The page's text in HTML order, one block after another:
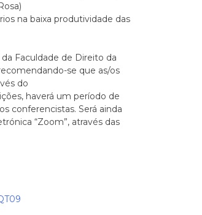
na baixa produtividade das
Faculdade de Direito da
se que as/os
do
haverá um período de
conferencistas. Será ainda
“Zoom”, através das